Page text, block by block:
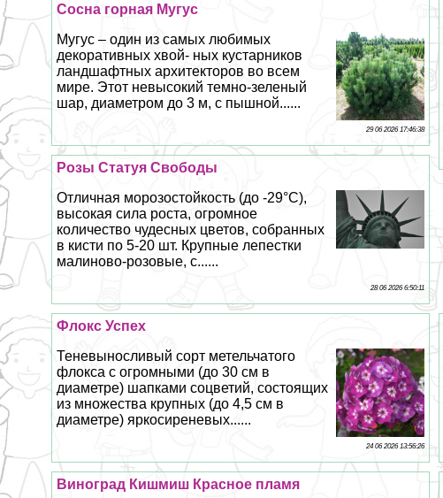
Сосна горная Мугус
Мугус – один из самых любимых
декоративных хвой- ных кустарников
ландшафтных архитекторов во всем
мире. Этот невысокий темно-зеленый
шар, диаметром до 3 м, с пышной......
29 06 2026 17:46:38
Розы Статуя Свободы
Отличная морозостойкость (до -29°С),
высокая сила роста, огромное
количество чудесных цветов, собранных
в кисти по 5-20 шт. Крупные лепестки
малиново-розовые, с......
28 06 2026 6:50:11
Флокс Успех
Теневыносливый сорт метельчатого
флокса с огромными (до 30 см в
диаметре) шапками соцветий, состоящих
из множества крупных (до 4,5 см в
диаметре) яркосиреневых......
24 06 2026 13:56:26
Виноград Кишмиш Красное пламя